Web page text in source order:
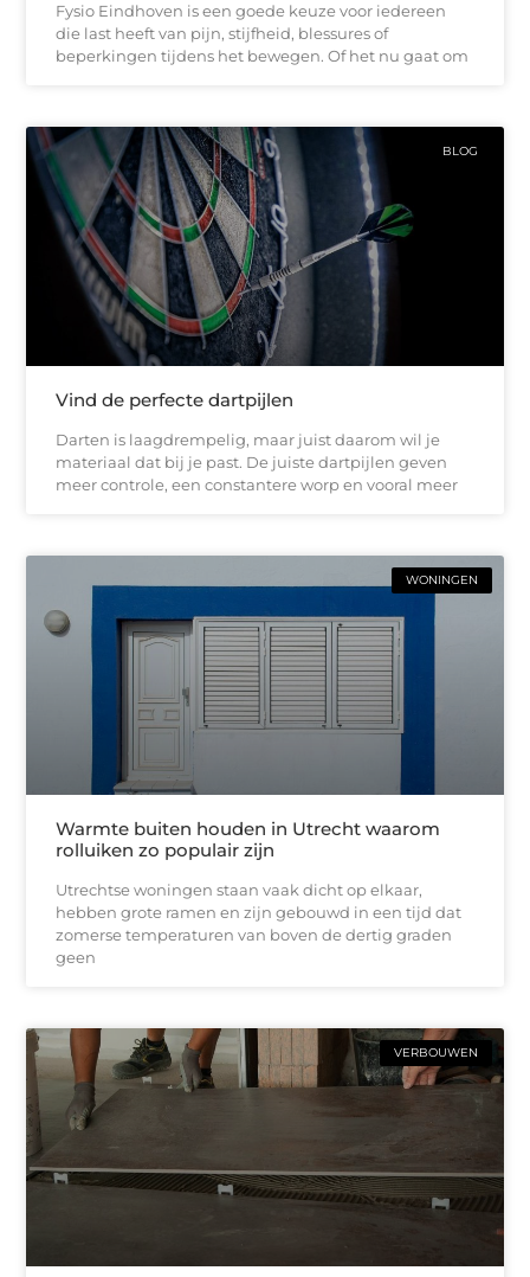
Fysio Eindhoven is een goede keuze voor iedereen
die last heeft van pijn, stijfheid, blessures of
beperkingen tijdens het bewegen. Of het nu gaat om
BLOG
Vind de perfecte dartpijlen
Darten is laagdrempelig, maar juist daarom wil je
materiaal dat bij je past. De juiste dartpijlen geven
meer controle, een constantere worp en vooral meer
WONINGEN
Warmte buiten houden in Utrecht waarom
rolluiken zo populair zijn
Utrechtse woningen staan vaak dicht op elkaar,
hebben grote ramen en zijn gebouwd in een tijd dat
zomerse temperaturen van boven de dertig graden
geen
VERBOUWEN